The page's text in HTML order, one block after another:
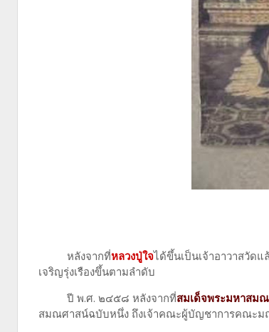
หลังจากที่หลวงปู่ใจได้ขึ้นเป็นเจ้าอาวาสวัด
เจริญรุ่งเรืองขึ้นตามลำดับ
ปี พ.ศ. ๒๔๕๘ หลังจากที่สมเด็จพระมหาสม
สมณศาสน์ฉบับหนึ่ง ถึงเจ้าคณะผู้บัญชาการคณะ